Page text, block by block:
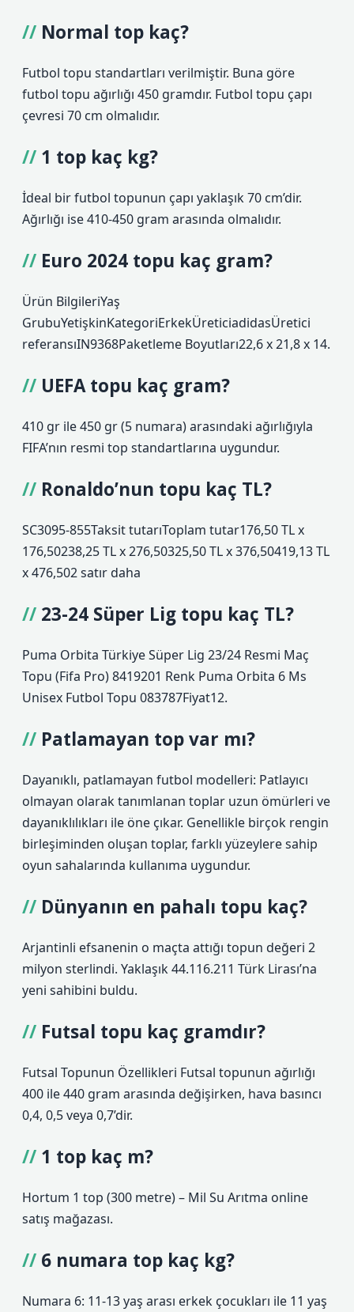
Normal top kaç?
Futbol topu standartları verilmiştir. Buna göre
futbol topu ağırlığı 450 gramdır. Futbol topu çapı
çevresi 70 cm olmalıdır.
1 top kaç kg?
İdeal bir futbol topunun çapı yaklaşık 70 cm’dir.
Ağırlığı ise 410-450 gram arasında olmalıdır.
Euro 2024 topu kaç gram?
Ürün BilgileriYaş
Grubu‎YetişkinKategori‎ErkekÜretici‎adidasÜretici
referansı‎IN9368Paketleme Boyutları‎22,6 x 21,8 x 14.
UEFA topu kaç gram?
410 gr ile 450 gr (5 numara) arasındaki ağırlığıyla
FIFA’nın resmi top standartlarına uygundur.
Ronaldo’nun topu kaç TL?
SC3095-855Taksit tutarıToplam tutar176,50 TL x
176,50238,25 TL x 276,50325,50 TL x 376,50419,13 TL
x 476,502 satır daha
23-24 Süper Lig topu kaç TL?
Puma Orbita Türkiye Süper Lig 23/24 Resmi Maç
Topu (Fifa Pro) 8419201 Renk Puma Orbita 6 Ms
Unisex Futbol Topu 083787Fiyat12.
Patlamayan top var mı?
Dayanıklı, patlamayan futbol modelleri: Patlayıcı
olmayan olarak tanımlanan toplar uzun ömürleri ve
dayanıklılıkları ile öne çıkar. Genellikle birçok rengin
birleşiminden oluşan toplar, farklı yüzeylere sahip
oyun sahalarında kullanıma uygundur.
Dünyanın en pahalı topu kaç?
Arjantinli efsanenin o maçta attığı topun değeri 2
milyon sterlindi. Yaklaşık 44.116.211 Türk Lirası’na
yeni sahibini buldu.
Futsal topu kaç gramdır?
Futsal Topunun Özellikleri Futsal topunun ağırlığı
400 ile 440 gram arasında değişirken, hava basıncı
0,4, 0,5 veya 0,7’dir.
1 top kaç m?
Hortum 1 top (300 metre) – Mil Su Arıtma online
satış mağazası.
6 numara top kaç kg?
Numara 6: 11-13 yaş arası erkek çocukları ile 11 yaş